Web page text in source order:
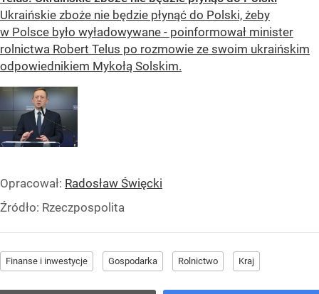
Ukraińskie zboże nie będzie płynąć do Polski, żeby
w Polsce było wyładowywane - poinformował minister
rolnictwa Robert Telus po rozmowie ze swoim ukraińskim
odpowiednikiem Mykołą Solskim.
Opracował: Radosław Święcki
Źródło: Rzeczpospolita
Finanse i inwestycje Gospodarka Rolnictwo Kraj